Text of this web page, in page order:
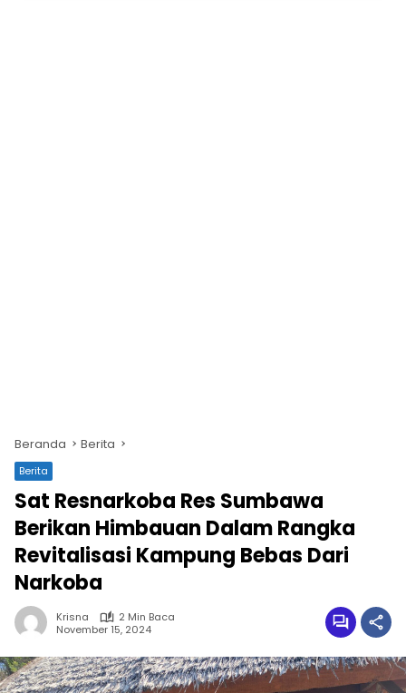
Beranda Berita
Berita
Sat Resnarkoba Res Sumbawa
Berikan Himbauan Dalam Rangka
Revitalisasi Kampung Bebas Dari
Narkoba
Krisna
2 Min Baca
November 15, 2024